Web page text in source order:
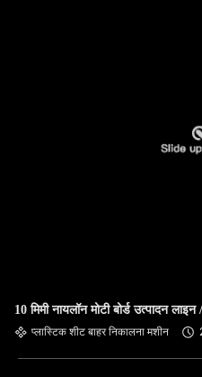
10 मिमी नायलॉन मोटी बोर्ड उत्पादन
प्लास्टिक शीट बाहर निकालना मशीन